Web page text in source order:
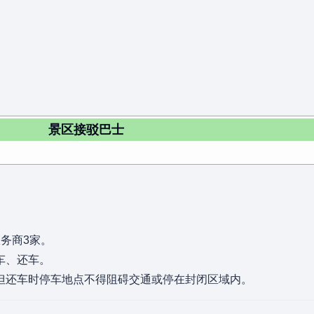
景区接驳巴士
商3家。
还车。
车时停车地点不得阻碍交通或停在封闭区域内。